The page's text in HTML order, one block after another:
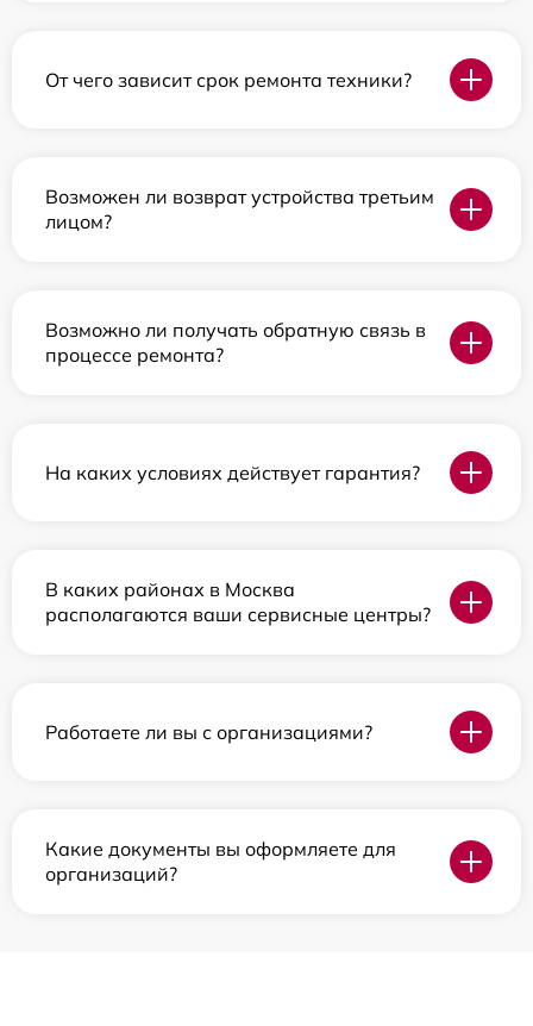
От чего зависит срок ремонта техники?
Возможен ли возврат устройства третьим
лицом?
Возможно ли получать обратную связь в
процессе ремонта?
На каких условиях действует гарантия?
В каких районах в Москва
располагаются ваши сервисные центры?
Работаете ли вы с организациями?
Какие документы вы оформляете для
организаций?